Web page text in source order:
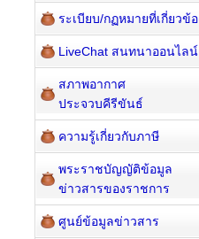
ระเบียบ/กฏหมายที่เกี่ยวข้อ
LiveChat สนทนาออนไลน์
สภาพอากาศ
ประจวบคีรีขันธ์
ความรู้เกี่ยวกับภาษี
พระราชบัญญัติข้อมูล
ข่าวสารของราชการ
ศูนย์ข้อมูลข่าวสาร